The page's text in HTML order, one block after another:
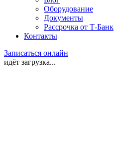
Оборудование
Документы
Рассрочка от Т-Банк
Контакты
Записаться онлайн
идёт загрузка...